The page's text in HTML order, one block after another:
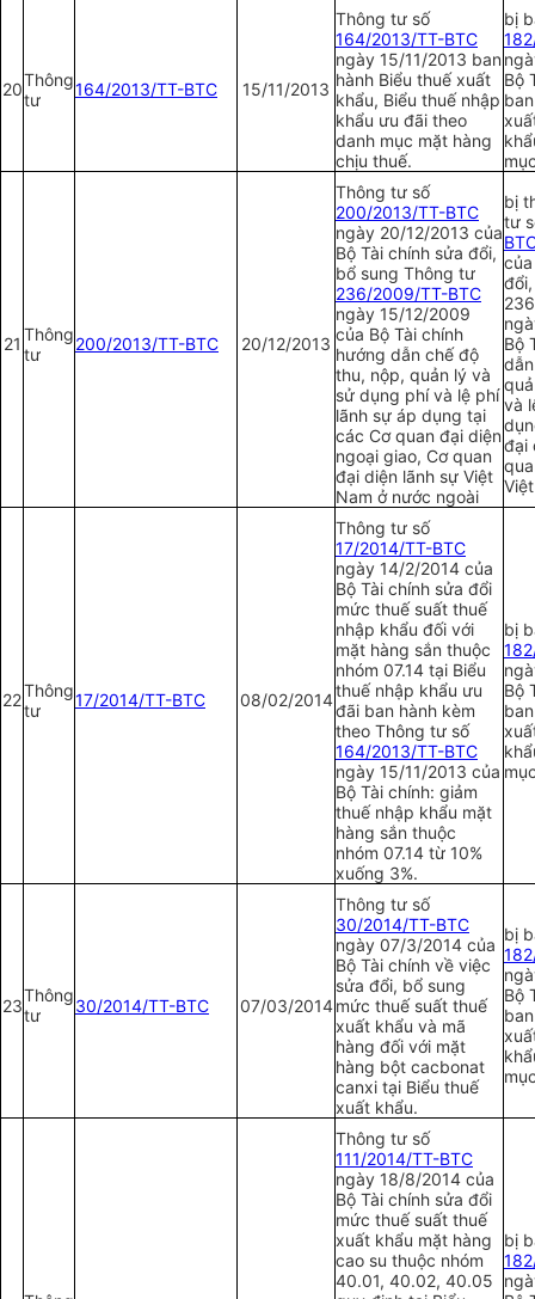
20Thông
tư
164/2013/TT-BTC 15/11/2013
Thông tư số
164/2013/TT-BTC
ngày 15/11/2013 ban
hành Biểu thuế xuất
khẩu, Biểu thuế nhập
khẩu ưu đãi theo
danh mục mặt hàng
chịu thuế.
bị
1
Bộ
21 Thông
tư
200/2013/TT-BTC 20/12/2013
Thông tư số
200/2013/TT-BTC
ngày 20/12/2013 của
Bộ Tài chính sửa đổi,
bổ sung Thông tư
236/2009/TT-BTC
ngày 15/12/2009
của Bộ Tài chính
hướng dẫn chế độ
thu, nộp, quản lý và
sử dụng phí và lệ phí
lãnh sự áp dụng tại
các Cơ quan đại diện
ngoại giao, Cơ quan
đại diện lãnh sự Việt
Nam ở nước ngoài
bị
tư
236
Bộ
và
đại
22Thông
tư
17/2014/TT-BTC 08/02/2014
Thông tư số
17/2014/TT-BTC
ngày 14/2/2014 của
Bộ Tài chính sửa đổi
mức thuế suất thuế
nhập khẩu đối với
mặt hàng sắn thuộc
nhóm 07.14 tại Biểu
thuế nhập khẩu ưu
đãi ban hành kèm
theo Thông tư số
164/2013/TT-BTC
ngày 15/11/2013 của
Bộ Tài chính: giảm
thuế nhập khẩu mặt
hàng sắn thuộc
nhóm 07.14 từ 10%
xuống 3%.
bị
1
Bộ
23
Thông
tư
30/2014/TT-BTC 07/03/2014
Thông tư số
30/2014/TT-BTC
ngày 07/3/2014 của
Bộ Tài chính về việc
sửa đổi, bổ sung
mức thuế suất thuế
xuất khẩu và mã
hàng đối với mặt
hàng bột cacbonat
canxi tại Biểu thuế
xuất khẩu.
bị
1
Bộ
Thông tư số
111/2014/TT-BTC
ngày 18/8/2014 của
Bộ Tài chính sửa đổi
mức thuế suất thuế
xuất khẩu mặt hàng
cao su thuộc nhóm
40.01, 40.02, 40.05
bị
1